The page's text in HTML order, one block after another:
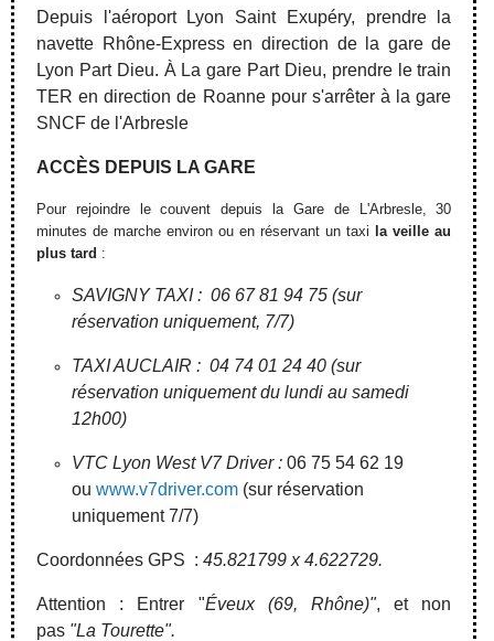
Depuis l'aéroport Lyon Saint Exupéry, prendre la
navette Rhône-Express en direction de la gare de
Lyon Part Dieu. À La gare Part Dieu, prendre le train
TER en direction de Roanne pour s'arrêter à la gare
SNCF de l'Arbresle
ACCÈS DEPUIS LA GARE
Pour rejoindre le couvent depuis la Gare de L'Arbresle, 30
minutes de marche environ ou en réservant un taxi
la veille au
plus tard :
SAVIGNY TAXI : 06 67 81 94 75 (sur
réservation uniquement, 7/7)
TAXI AUCLAIR : 04 74 01 24 40 (sur
réservation uniquement du lundi au samedi
12h00)
VTC Lyon West V7 Driver : 06 75 54 62 19
ou www.v7driver.com (sur réservation
uniquement 7/7)
Coordonnées GPS : 45.821799 x 4.622729.
Attention : Entrer "Éveux (69, Rhône)", et non
pas "La Tourette".